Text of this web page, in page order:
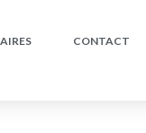
CONTACT